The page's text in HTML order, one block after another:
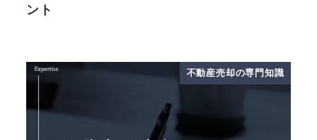
ント
不動産売却の専門知識